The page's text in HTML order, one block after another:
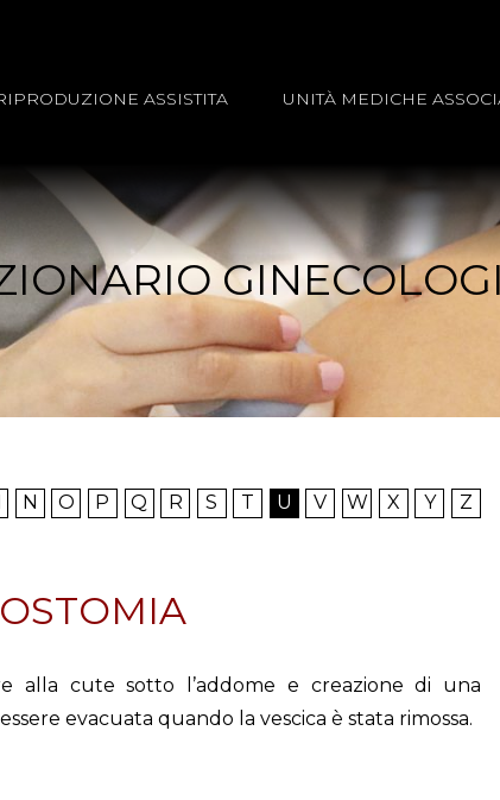
ASSISTITA UNITÀ MEDICHE
N O P Q R S T U V W X Y Z
alla cute sotto l’addome e creazione di una
evacuata quando la vescica è stata rimossa.